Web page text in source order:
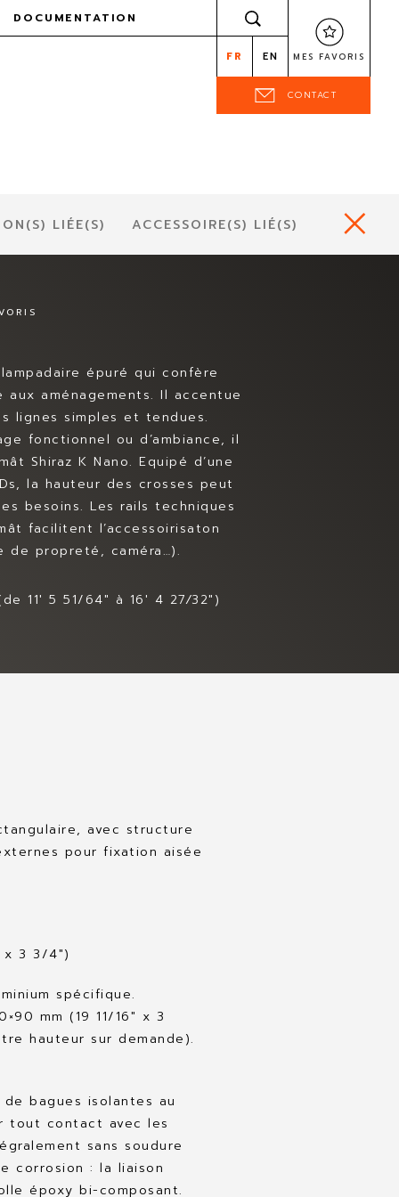
DOCUMENTATION
FR EN MES FAVORIS
CONTACT
LIÉE(S) ACCESSOIRE(S) LIÉ(S)
épuré qui confère
aménagements. Il accentue
lignes simples et tendues.
fonctionnel ou d’ambiance, il
Shiraz K Nano. Equipé d’une
la hauteur des crosses peut
besoins. Les rails techniques
facilitent l’accessoirisaton
de propreté, caméra…).
11′ 5 51/64″ à 16′ 4 27⁄32″)
avec structure
pour fixation aisée
3 3/4″)
spécifique.
mm (19 11/16″ x 3
hauteur sur demande).
de bagues isolantes au
tout contact avec les
sans soudure
corrosion : la liaison
époxy bi-composant.